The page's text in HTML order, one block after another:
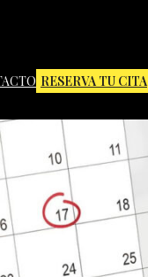
RESERVA TU CITA